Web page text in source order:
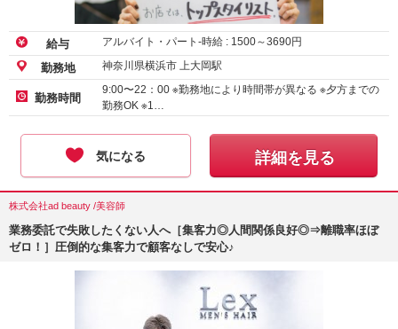
給与 アルバイト・パート-時給 : 1500～3690円
勤務地 神奈川県横浜市 上大岡駅
勤務時間
9:00〜22：00 ※勤務地により時間帯が異なる ※夕方までの
勤務OK ※1…
気になる 詳細を見る
株式会社ad beauty /美容師
業務委託で失敗したくない人へ［集客力◎人間関係良好◎⇒離職率ほぼ
ゼロ！］圧倒的な集客力で顧客なしで安心♪